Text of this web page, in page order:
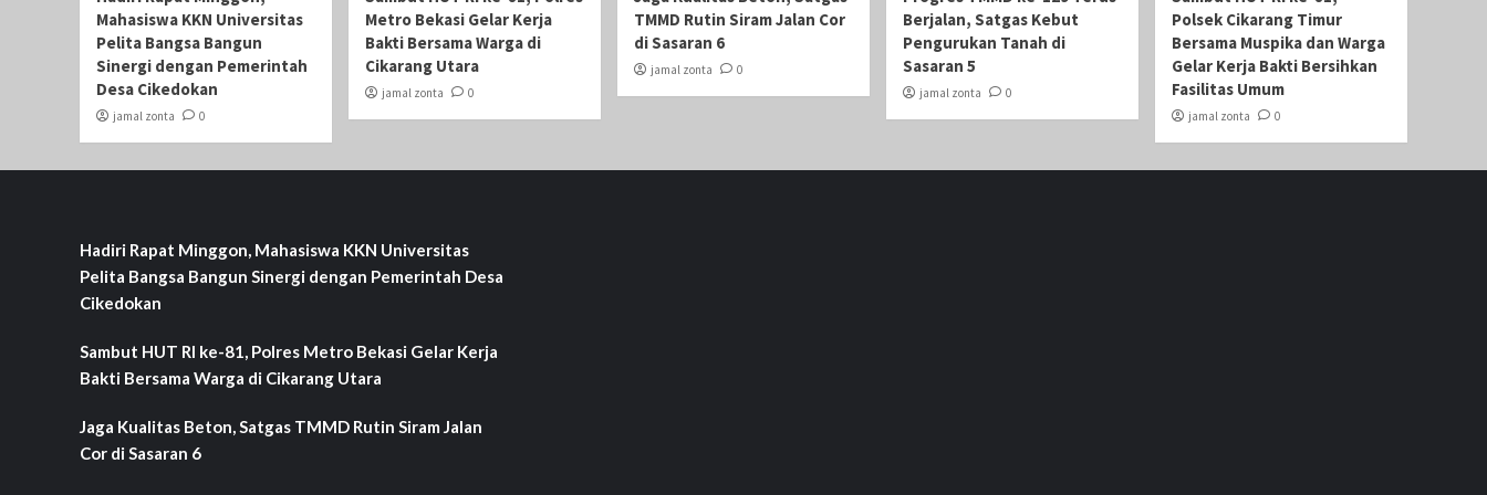
Mahasiswa KKN Universitas
Pelita Bangsa Bangun
Sinergi dengan Pemerintah
Desa Cikedokan
jamal zonta 0
Metro Bekasi Gelar Kerja
Bakti Bersama Warga di
Cikarang Utara
jamal zonta 0
TMMD Rutin Siram Jalan Cor
di Sasaran 6
jamal zonta 0
Berjalan, Satgas Kebut
Pengurukan Tanah di
Sasaran 5
jamal zonta 0
Polsek Cikarang Timur
Bersama Muspika dan Warga
Gelar Kerja Bakti Bersihkan
Fasilitas Umum
jamal zonta 0
Hadiri Rapat Minggon, Mahasiswa KKN Universitas
Pelita Bangsa Bangun Sinergi dengan Pemerintah Desa
Cikedokan
Sambut HUT RI ke-81, Polres Metro Bekasi Gelar Kerja
Bakti Bersama Warga di Cikarang Utara
Jaga Kualitas Beton, Satgas TMMD Rutin Siram Jalan
Cor di Sasaran 6